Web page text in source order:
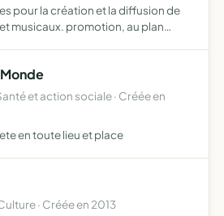
pour la création et la diffusion de
musicaux. promotion, au plan
et action sociale · Créée en
en toute lieu et place
· Créée en 2013